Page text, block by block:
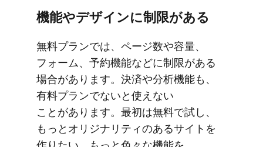
機能や​デザインに​制限が​ある
無料プランでは、​ページ数や​容量、​
フォーム、​予約機能などに​制限が​ある​
場合が​あります。​決済や​分析機能も、​
有料プランでないと​使えない​
ことがあります。​最初は​無料で​試し、​
もっと​オリジナリティの​ある​サイトを​